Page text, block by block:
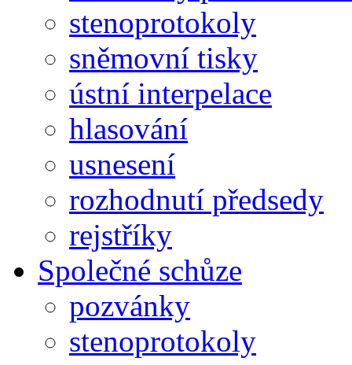
stenoprotokoly
sněmovní tisky
ústní interpelace
hlasování
usnesení
rozhodnutí předsedy
rejstříky
Společné schůze
pozvánky
stenoprotokoly